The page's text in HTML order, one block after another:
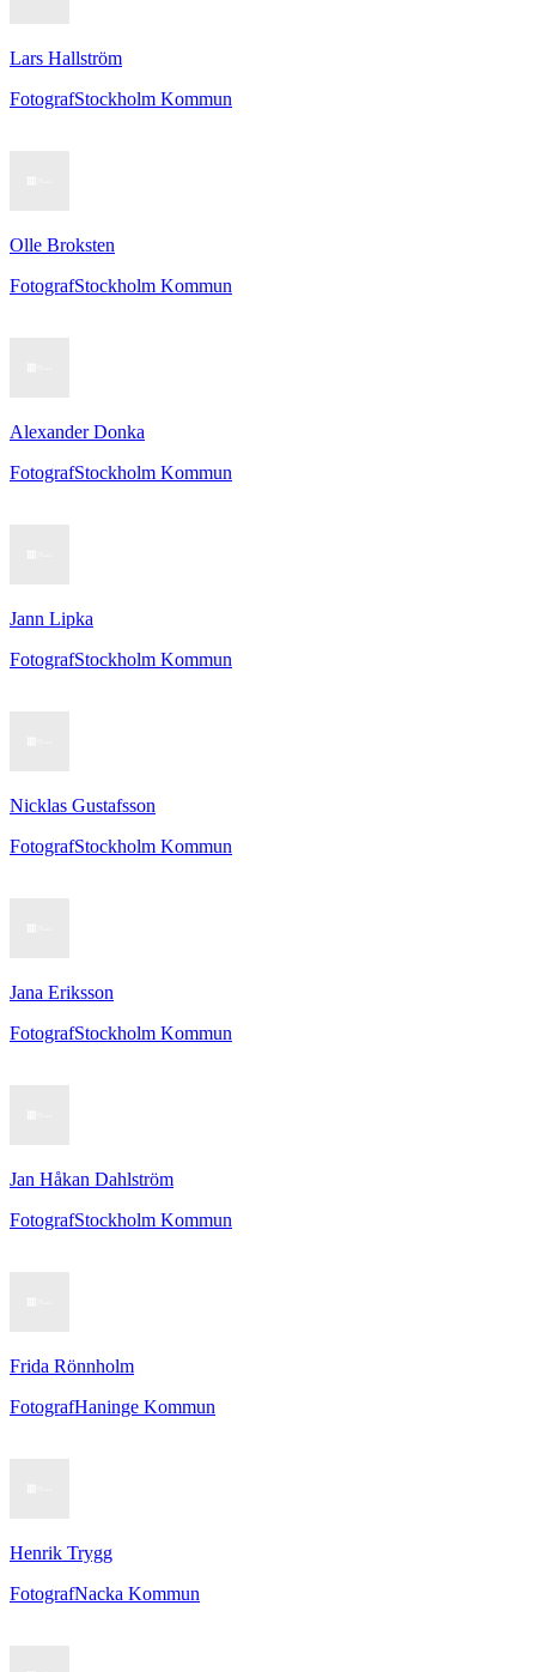
Lars Hallström
FotografStockholm Kommun
Olle Broksten
FotografStockholm Kommun
Alexander Donka
FotografStockholm Kommun
Jann Lipka
FotografStockholm Kommun
Nicklas Gustafsson
FotografStockholm Kommun
Jana Eriksson
FotografStockholm Kommun
Jan Håkan Dahlström
FotografStockholm Kommun
Frida Rönnholm
FotografHaninge Kommun
Henrik Trygg
FotografNacka Kommun